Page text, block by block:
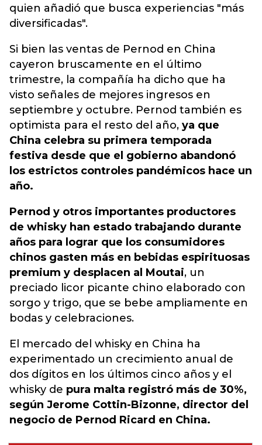
quien añadió que busca experiencias "más
diversificadas".
Si bien las ventas de Pernod en China
cayeron bruscamente en el último
trimestre, la compañía ha dicho que ha
visto señales de mejores ingresos en
septiembre y octubre. Pernod también es
optimista para el resto del año, ya que
China celebra su primera temporada
festiva desde que el gobierno abandonó
los estrictos controles pandémicos hace un
año.
Pernod y otros importantes productores
de whisky han estado trabajando durante
años para lograr que los consumidores
chinos gasten más en bebidas espirituosas
premium y desplacen al Moutai, un
preciado licor picante chino elaborado con
sorgo y trigo, que se bebe ampliamente en
bodas y celebraciones.
El mercado del whisky en China ha
experimentado un crecimiento anual de
dos dígitos en los últimos cinco años y el
whisky de pura malta registró más de 30%,
según Jerome Cottin-Bizonne, director del
negocio de Pernod Ricard en China.